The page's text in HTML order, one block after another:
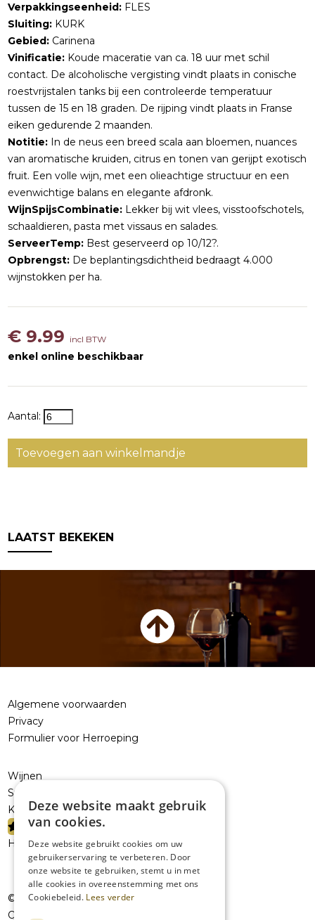
Verpakkingseenheid: FLES
Sluiting: KURK
Gebied: Carinena
Vinificatie: Koude maceratie van ca. 18 uur met schil
contact. De alcoholische vergisting vindt plaats in conische
roestvrijstalen tanks bij een controleerde temperatuur
tussen de 15 en 18 graden. De rijping vindt plaats in Franse
eiken gedurende 2 maanden.
Notitie: In de neus een breed scala aan bloemen, nuances
van aromatische kruiden, citrus en tonen van gerijpt exotisch
fruit. Een volle wijn, met een olieachtige structuur en een
evenwichtige balans en elegante afdronk.
WijnSpijsCombinatie: Lekker bij wit vlees, visstoofschotels,
schaaldieren, pasta met vissaus en salades.
ServeerTemp: Best geserveerd op 10/12?.
Opbrengst: De beplantingsdichtheid bedraagt 4.000
wijnstokken per ha.
€ 9.99 incl BTW
enkel online beschikbaar
Aantal:
Toevoegen aan winkelmandje
LAATST BEKEKEN
Algemene voorwaarden
Privacy
Formulier voor Herroeping
Wijnen
Sterke dranken
Kelderresten
PROMOTIES
Handelaars
© JolieVOF
Oudenaardsesteenweg 258a
Deze website maakt gebruik
van cookies.
Deze website gebruikt cookies om uw
gebruikerservaring te verbeteren. Door
onze website te gebruiken, stemt u in met
alle cookies in overeenstemming met ons
Cookiebeleid. Lees verder